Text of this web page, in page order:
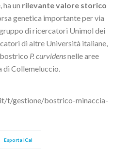
ha un rilevante valore storico
genetica importante per via
di ricercatori Unimol dei
di altre Università italiane,
P. curvidensnelle aree
di Collemeluccio.
t/gestione/bostrico-minaccia-
Esporta iCal